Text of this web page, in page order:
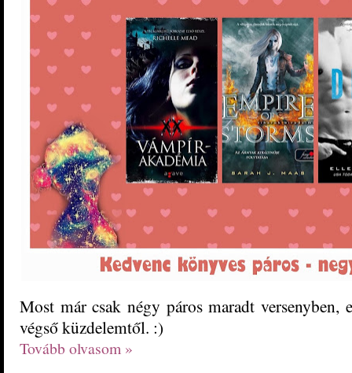
Most már csak négy páros maradt versenyben,
végső küzdelemtől. :)
Tovább olvasom »